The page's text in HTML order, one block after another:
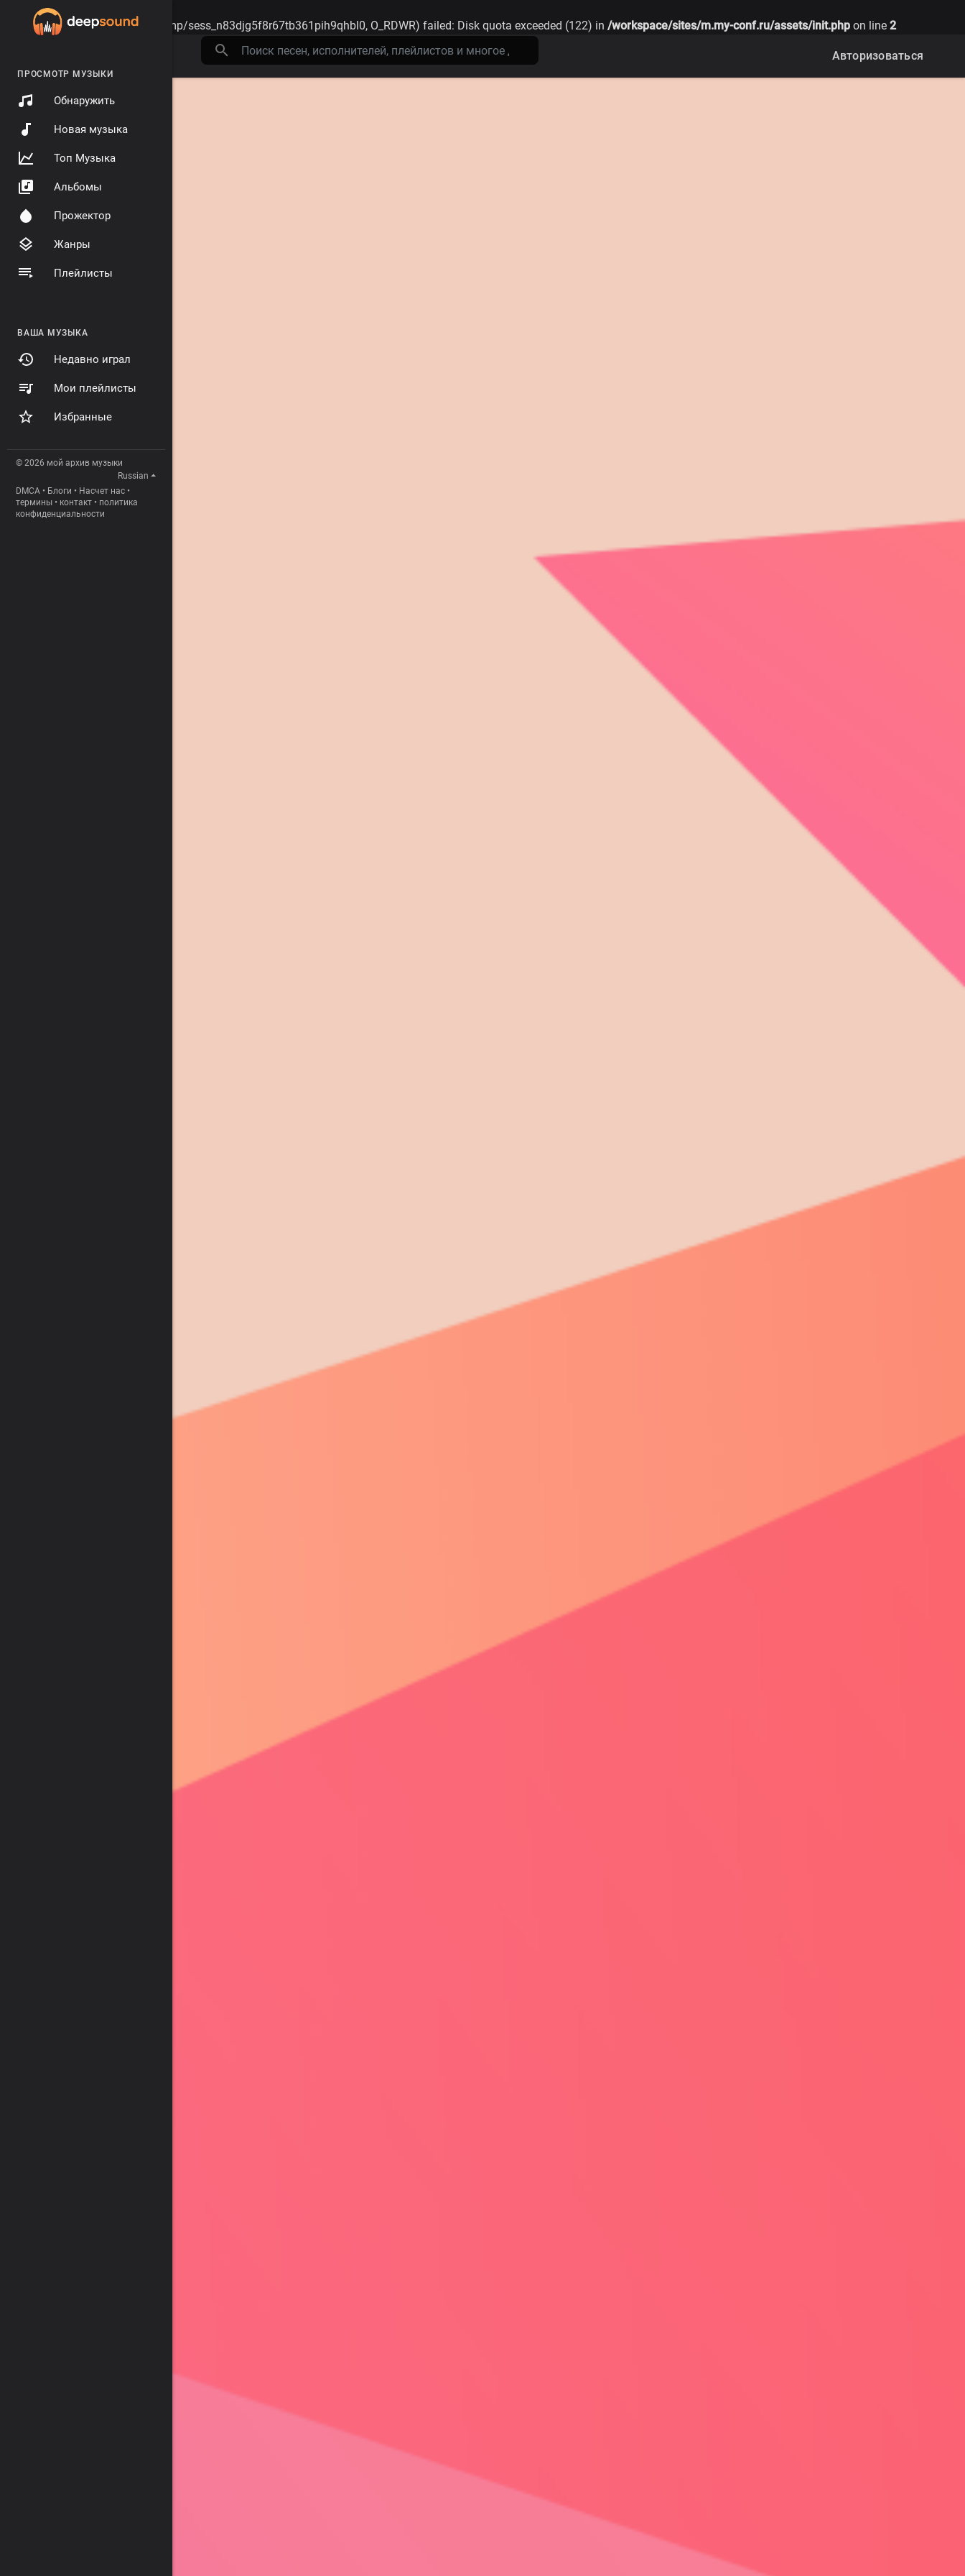
Warning: session_start(): open(/tmp/sess_n83djg5f8r67tb361pih9qhbl0, O_RDWR) failed: Disk quota exceeded (122) in /workspace/sites/m.my-conf.ru/assets/init.php on line 2
ПРОСМОТР МУЗЫКИ
Обнаружить
Новая музыка
Топ Музыка
Альбомы
Прожектор
Жанры
Плейлисты
ВАША МУЗЫКА
Недавно играл
Мои плейлисты
Избранные
© 2026 мой архив музыки
Russian
DMCA • Блоги • Насчет нас •
термины • контакт • политика
конфиденциальности
Авторизоваться